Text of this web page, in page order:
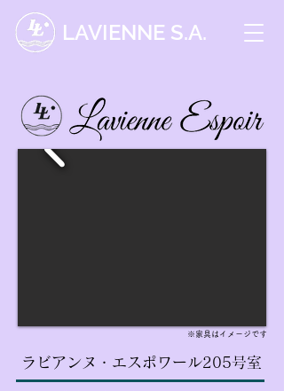
LAVIENNE S.A.
※家具はイメージです
ラビアンヌ・エスポワール205号室